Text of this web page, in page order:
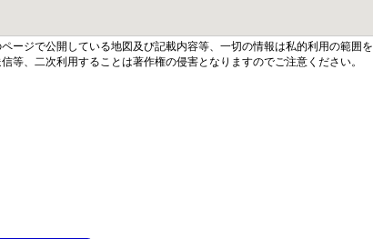
ページで公開している地図及び記載内容等、一切の情報は私的利用の範囲を
等、二次利用することは著作権の侵害となりますのでご注意ください。